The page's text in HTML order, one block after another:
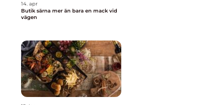
14. apr
Butik särna mer än bara en mack vid
vägen